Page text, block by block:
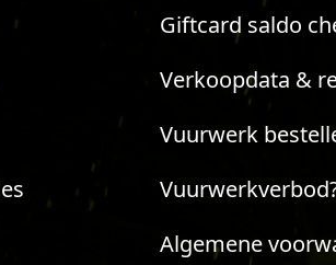
Giftcard saldo
Verkoopdata &
Vuurwerk
Algemene